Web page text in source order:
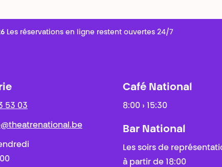
Les réservations en ligne restent ouvertes 24/7
53 03
Café National
8:00 › 15:30
Bar National
Les soirs de
à partir de 18:00